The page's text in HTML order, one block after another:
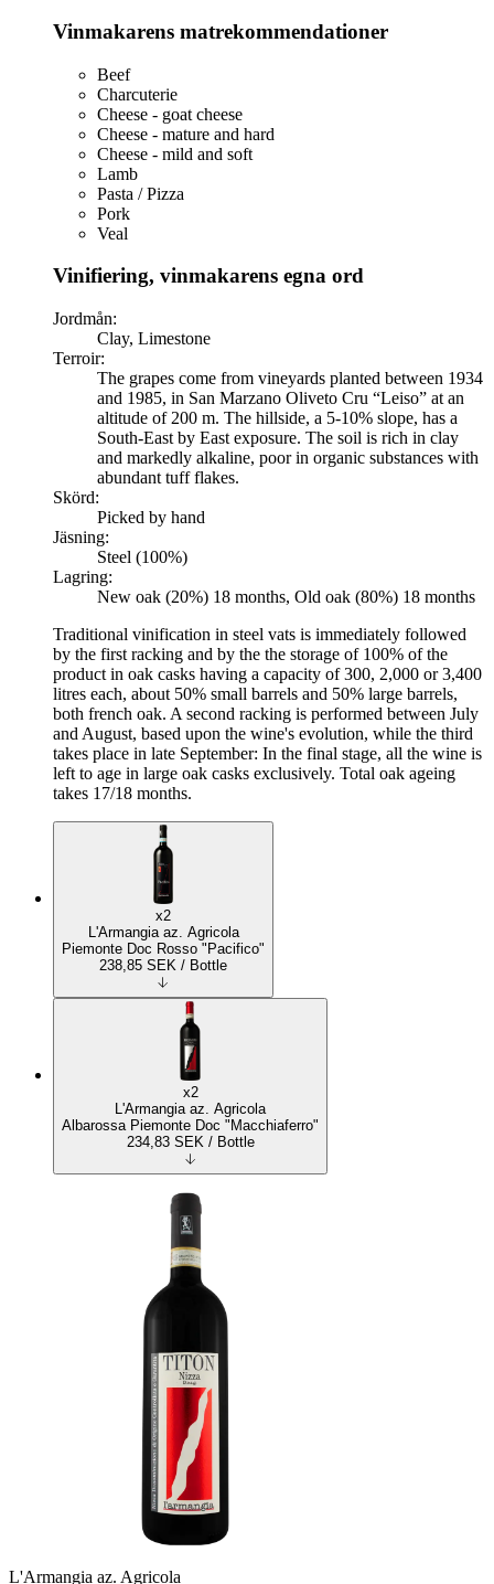
Vinmakarens matrekommendationer
Beef
Charcuterie
Cheese - goat cheese
Cheese - mature and hard
Cheese - mild and soft
Lamb
Pasta / Pizza
Pork
Veal
Vinifiering, vinmakarens egna ord
Jordmån:
Clay, Limestone
Terroir:
The grapes come from vineyards planted between 1934
and 1985, in San Marzano Oliveto Cru “Leiso” at an
altitude of 200 m. The hillside, a 5-10% slope, has a
South-East by East exposure. The soil is rich in clay
and markedly alkaline, poor in organic substances with
abundant tuff flakes.
Skörd:
Picked by hand
Jäsning:
Steel (100%)
Lagring:
New oak (20%) 18 months, Old oak (80%) 18 months
Traditional vinification in steel vats is immediately followed
by the first racking and by the the storage of 100% of the
product in oak casks having a capacity of 300, 2,000 or 3,400
litres each, about 50% small barrels and 50% large barrels,
both french oak. A second racking is performed between July
and August, based upon the wine's evolution, while the third
takes place in late September: In the final stage, all the wine is
left to age in large oak casks exclusively. Total oak ageing
takes 17/18 months.
x2
L'Armangia az. Agricola
Piemonte Doc Rosso "Pacifico"
238,85 SEK / Bottle
x2
L'Armangia az. Agricola
Albarossa Piemonte Doc "Macchiaferro"
234,83 SEK/ Bottle
L'Armangia az. Agricola